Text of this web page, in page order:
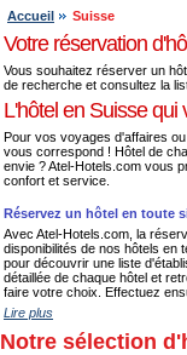
Accueil Suisse
Votre réservation
Vous souhaitez réserver un
de recherche et consultez la
L'hôtel en Suisse qui
Pour vos voyages d'affaires
vous correspond ! Hôtel de
envie ? Atel-Hotels.com vous
confort et service.
Réservez un hôtel en toute
Avec Atel-Hotels.com, la
disponibilités de nos hôtels en
pour découvrir une liste
détaillée de chaque hôtel et
faire votre choix. Effectuez
Lire plus
Notre sélection